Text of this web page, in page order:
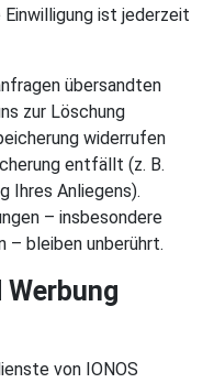
ist jederzeit
übersandten
zur Löschung
widerrufen
entfällt (z. B.
Ihres Anliegens).
– insbesondere
bleiben unberührt.
von IONOS